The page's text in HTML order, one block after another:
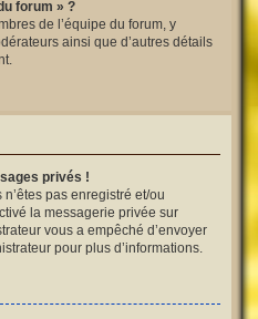
forum » ?
de l’équipe du forum, y
ainsi que d’autres détails
privés !
n’êtes pas enregistré et/ou
la messagerie privée sur
vous a empêché d’envoyer
pour plus d’informations.